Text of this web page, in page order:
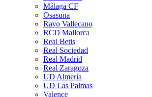
Málaga CF
Osasuna
Rayo Vallecano
RCD Mallorca
Real Betis
Real Sociedad
Real Madrid
Real Zaragoza
UD Almería
UD Las Palmas
Valence